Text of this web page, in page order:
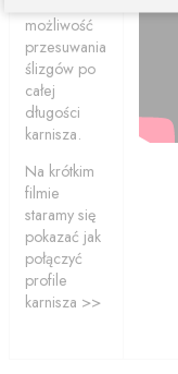
możliwość
przesuwania
ślizgów po
całej
długości
karnisza.
Na krótkim
filmie
staramy się
pokazać jak
połączyć
profile
karnisza >>